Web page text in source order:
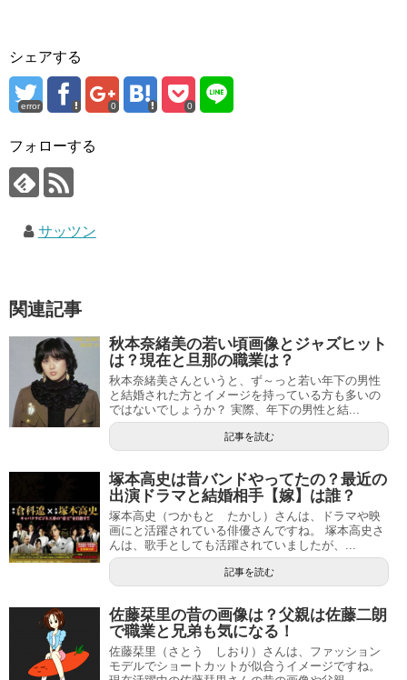
シェアする
error 0 0
フォローする
サッツン
関連記事
秋本奈緒美の若い頃画像とジャズヒット
は？現在と旦那の職業は？
秋本奈緒美さんというと、ず～っと若い年下の男性
と結婚された方とイメージを持っている方も多いの
ではないでしょうか？ 実際、年下の男性と結...
記事を読む
塚本高史は昔バンドやってたの？最近の
出演ドラマと結婚相手【嫁】は誰？
塚本高史（つかもと たかし）さんは、ドラマや映
画にと活躍されている俳優さんですね。 塚本高史さ
んは、歌手としても活躍されていましたが、...
記事を読む
佐藤栞里の昔の画像は？父親は佐藤二朗
で職業と兄弟も気になる！
佐藤栞里（さとう しおり）さんは、ファッション
モデルでショートカットが似合うイメージですね。